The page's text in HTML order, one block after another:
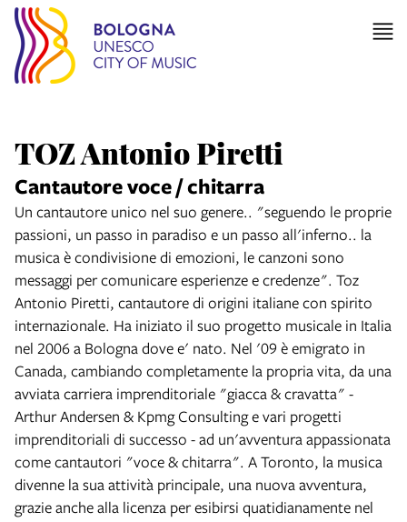
TOZ Antonio Piretti
Cantautore voce / chitarra
Un cantautore unico nel suo genere.. "seguendo le proprie
passioni, un passo in paradiso e un passo all'inferno.. la
musica è condivisione di emozioni, le canzoni sono
messaggi per comunicare esperienze e credenze". Toz
Antonio Piretti, cantautore di origini italiane con spirito
internazionale. Ha iniziato il suo progetto musicale in Italia
nel 2006 a Bologna dove e' nato. Nel '09 è emigrato in
Canada, cambiando completamente la propria vita, da una
avviata carriera imprenditoriale "giacca & cravatta" -
Arthur Andersen & Kpmg Consulting e vari progetti
imprenditoriali di successo - ad un'avventura appassionata
come cantautori "voce & chitarra". A Toronto, la musica
divenne la sua attività principale, una nuova avventura,
grazie anche alla licenza per esibirsi quatidianamente nel